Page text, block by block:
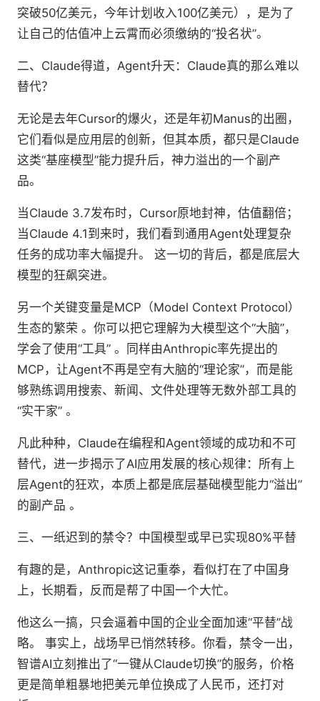
突破50亿美元，今年计划收入100亿美元），是为了
让自己的估值冲上云霄而必须缴纳的“投名状”。
二、Claude得道，Agent升天：Claude真的那么难以
替代？
无论是去年Cursor的爆火，还是年初Manus的出圈，
它们看似是应用层的创新，但其本质，都只是Claude
这类“基座模型”能力提升后，神力溢出的一个副产
品。
当Claude 3.7发布时，Cursor原地封神，估值翻倍；
当Claude 4.1到来时，我们看到通用Agent处理复杂
任务的成功率大幅提升。 这一切的背后，都是底层大
模型的狂飙突进。
另一个关键变量是MCP（Model Context Protocol）
生态的繁荣 。你可以把它理解为大模型这个“大脑”，
学会了使用“工具” 。同样由Anthropic率先提出的
MCP，让Agent不再是空有大脑的“理论家”，而是能
够熟练调用搜索、新闻、文件处理等无数外部工具的
“实干家” 。
凡此种种，Claude在编程和Agent领域的成功和不可
替代，进一步揭示了AI应用发展的核心规律：所有上
层Agent的狂欢，本质上都是底层基础模型能力“溢出”
的副产品 。
三、一纸迟到的禁令？中国模型或早已实现80%平替
有趣的是，Anthropic这记重拳，看似打在了中国身
上，长期看，反而是帮了中国一个大忙。
他这么一搞，只会逼着中国的企业全面加速“平替”战
略。 事实上，战场早已悄然转移。你看，禁令一出，
智谱AI立刻推出了“一键从Claude切换”的服务，价格
更是简单粗暴地把美元单位换成了人民币，还打对